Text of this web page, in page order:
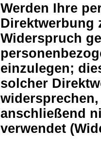
Werden Ihre
Direktwerbung
Widerspruch
einzulegen;
solcher
anschließend
verwendet